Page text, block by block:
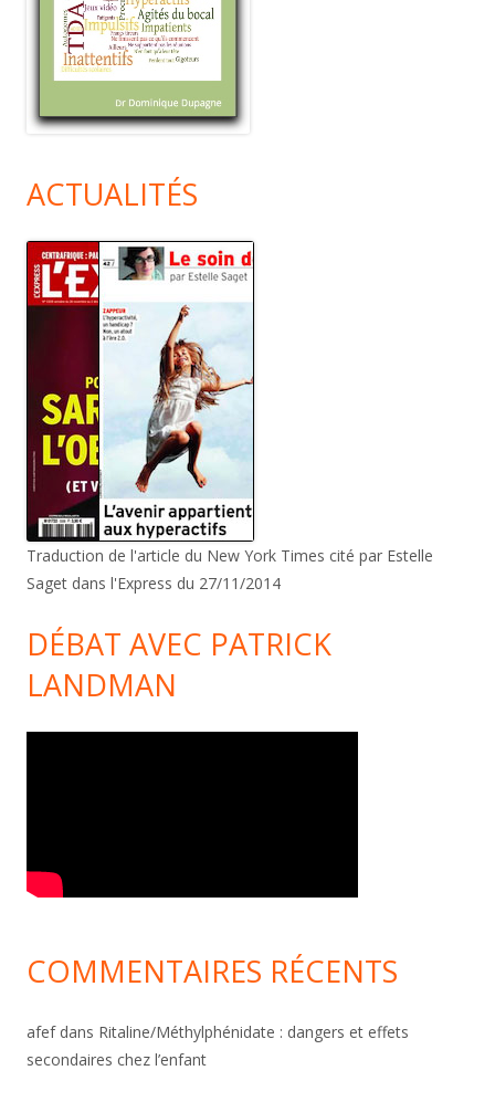
ACTUALITÉS
Traduction de l'article du New York Times cité par Estelle
Saget dans l'Express du 27/11/2014
DÉBAT AVEC PATRICK
LANDMAN
COMMENTAIRES RÉCENTS
afefdans Ritaline/Méthylphénidate : dangers et effets
secondaires chez l’enfant